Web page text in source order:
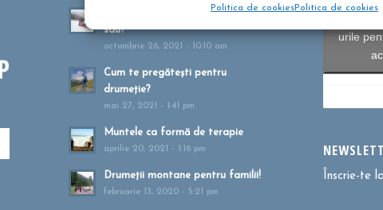
Politica de cookiesPolitica de cookies
Tabere pentru copii? Sunt bune
sau?
octombrie 26, 2021 - 10:10 am
Cum te pregătești pentru
drumeție?
mai 27, 2021 - 1:41 pm
Muntele ca formă de terapie
aprilie 20, 2021 - 1:16 pm
Drumeții montane pentru familii!
februarie 13, 2020 - 5:21 pm
urile
Înscrie-te